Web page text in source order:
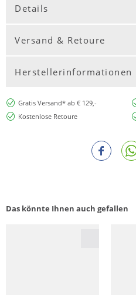
Details
Versand & Retoure
Herstellerinformationen
Gratis Versand* ab € 129,-
Kostenlose Retoure
Das könnte Ihnen auch gefallen